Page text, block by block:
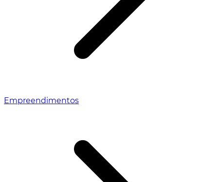
Empreendimentos